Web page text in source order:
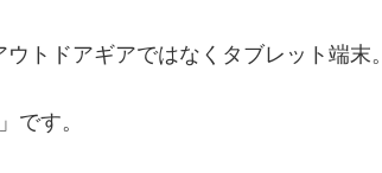
トドアギアではなくタブレット端末。
です。